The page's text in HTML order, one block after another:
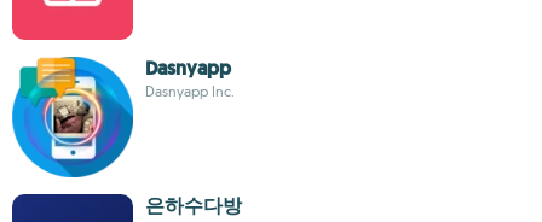
Dasnyapp
Dasnyapp Inc.
은하수다방